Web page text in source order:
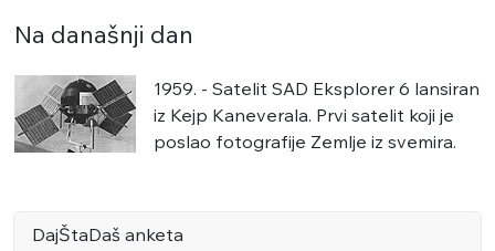
Na današnji dan
1959. - Satelit SAD Eksplorer 6 lansiran
iz Kejp Kaneverala. Prvi satelit koji je
poslao fotografije Zemlje iz svemira.
DajŠtaDaš anketa